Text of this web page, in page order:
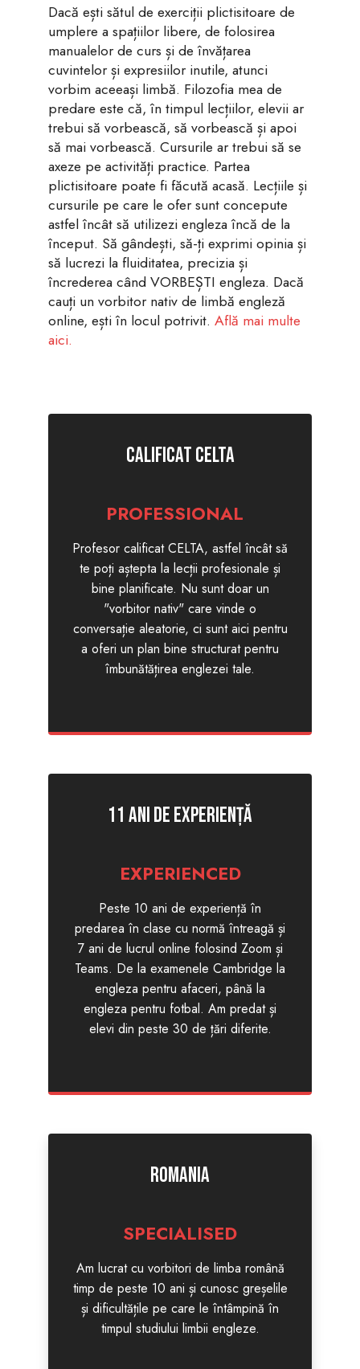
Dacă ești sătul de exerciții plictisitoare de
umplere a spațiilor libere, de folosirea
manualelor de curs și de învățarea
cuvintelor și expresiilor inutile, atunci
vorbim aceeași limbă. Filozofia mea de
predare este că, în timpul lecțiilor, elevii ar
trebui să vorbească, să vorbească și apoi
să mai vorbească. Cursurile ar trebui să se
axeze pe activități practice. Partea
plictisitoare poate fi făcută acasă. Lecțiile și
cursurile pe care le ofer sunt concepute
astfel încât să utilizezi engleza încă de la
început. Să gândești, să-ți exprimi opinia și
să lucrezi la fluiditatea, precizia și
încrederea când VORBEȘTI engleza. Dacă
cauți un vorbitor nativ de limbă engleză
online, ești în locul potrivit. Află mai multe
aici.
CALIFICAT CELTA
PROFESSIONAL
Profesor calificat CELTA, astfel încât să
te poți aștepta la lecții profesionale și
bine planificate. Nu sunt doar un
"vorbitor nativ" care vinde o
conversație aleatorie, ci sunt aici pentru
a oferi un plan bine structurat pentru
îmbunătățirea englezei tale.
11 ani de experiență
EXPERIENCED
Peste 10 ani de experiență în
predarea în clase cu normă întreagă și
7 ani de lucrul online folosind Zoom și
Teams. De la examenele Cambridge la
engleza pentru afaceri, până la
engleza pentru fotbal. Am predat și
elevi din peste 30 de țări diferite.
Romania
SPECIALISED
Am lucrat cu vorbitori de limba română
timp de peste 10 ani și cunosc greșelile
și dificultățile pe care le întâmpină în
timpul studiului limbii engleze.